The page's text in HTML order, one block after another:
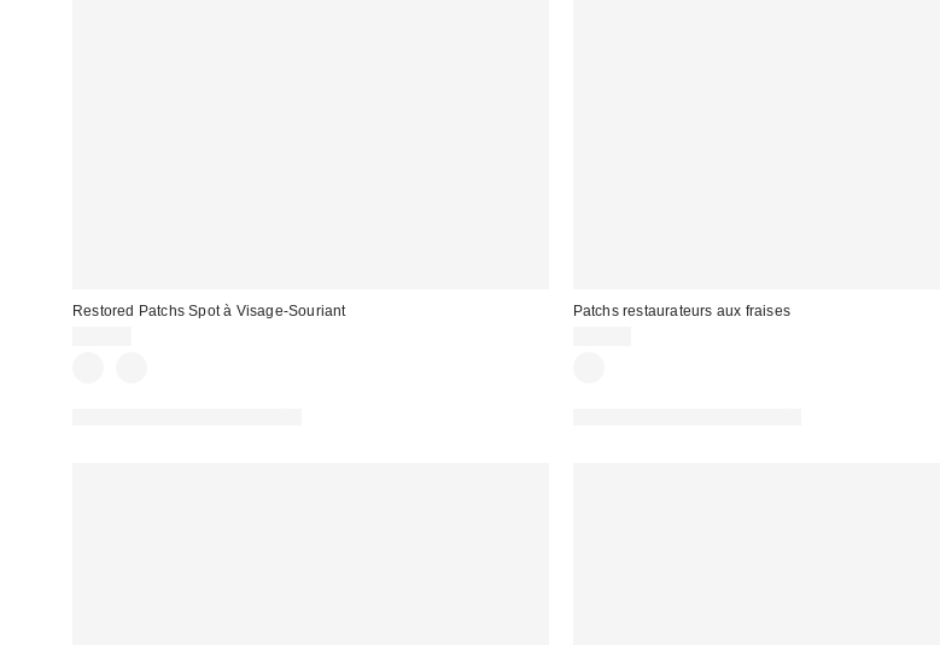
Restored Patchs Spot à Visage-Souriant
Patchs restaurateurs aux fraises